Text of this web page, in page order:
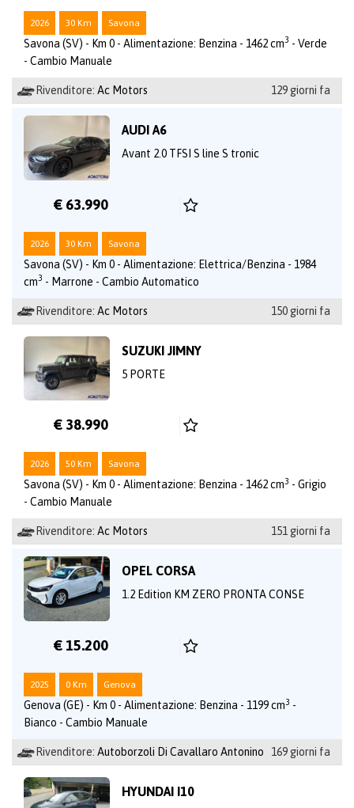
2026 30 Km Savona
Savona (SV) - Km 0 - Alimentazione: Benzina - 1462 cm3 - Verde
- Cambio Manuale
Rivenditore: Ac Motors 129 giorni fa
AUDI A6
Avant 2.0 TFSI S line S tronic
€ 63.990
2026 30 Km Savona
Savona (SV) - Km 0 - Alimentazione: Elettrica/Benzina - 1984
cm3 - Marrone - Cambio Automatico
Rivenditore: Ac Motors 150 giorni fa
SUZUKI JIMNY
5 PORTE
€ 38.990
2026 50 Km Savona
Savona (SV) - Km 0 - Alimentazione: Benzina - 1462 cm3 - Grigio
- Cambio Manuale
Rivenditore: Ac Motors 151 giorni fa
OPEL CORSA
1.2 Edition KM ZERO PRONTA CONSE
€ 15.200
2025 0 Km Genova
Genova (GE) - Km 0 - Alimentazione: Benzina - 1199 cm3 -
Bianco - Cambio Manuale
Rivenditore: Autoborzoli Di Cavallaro Antonino 169 giorni fa
HYUNDAI I10